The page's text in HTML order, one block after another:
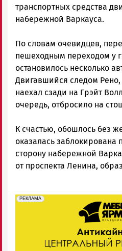
транспортных средства
набережной Варкауса.
По словам очевидцев,
пешеходным переходом у
остановилось несколько
Двигавшийся следом Рено,
наехал сзади на Грэйт
очередь, отбросило на
К счастью, обошлось без
оказалась заблокирована
сторону набережной
от проспекта Ленина,
erid: 2SDnjeFymr3
РЕКЛАМА
Реклама